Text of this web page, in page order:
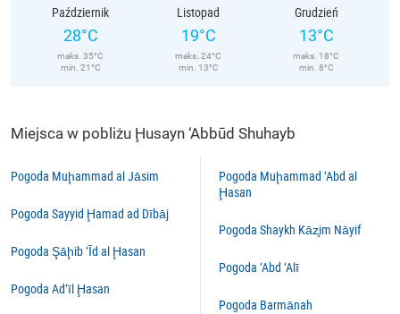
Październik
28°C
maks. 35°C
min. 21°C
Listopad
19°C
maks. 24°C
min. 13°C
Grudzień
13°C
maks. 18°C
min. 8°C
Miejsca w pobliżu Ḩusayn ‘Abbūd Shuhayb
Pogoda Muḩammad al Jāsim
Pogoda Sayyid Ḩamad ad Dībāj
Pogoda Şāḩib ‘Īd al Ḩasan
Pogoda Ad‘īl Ḩasan
Pogoda Muḩammad ‘Abd al
Ḩasan
Pogoda Shaykh Kāz̧im Nāyif
Pogoda ‘Abd ‘Alī
Pogoda Barmānah